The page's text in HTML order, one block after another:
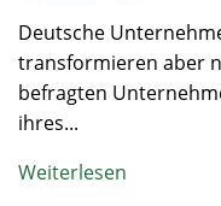
Deutsche
transformieren aber
befragten
ihres...
Weiterlesen